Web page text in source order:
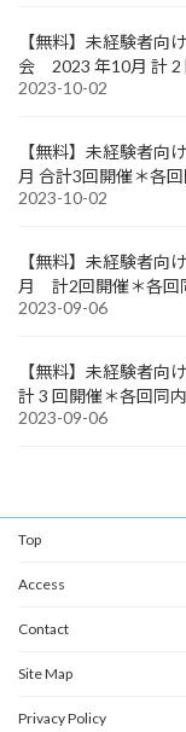
【無料】未経験者向
会 2023 年10月 計
2023-10-02
【無料】未経験者
月 合計3回開催＊各
2023-10-02
【無料】未経験者向
月 計2回開催＊各回
2023-09-06
【無料】未経験者向
計 3 回開催＊各回同
2023-09-06
Top
Access
Contact
Site Map
Privacy Policy